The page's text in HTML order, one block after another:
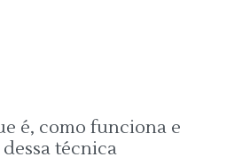
é, como funciona e
técnica